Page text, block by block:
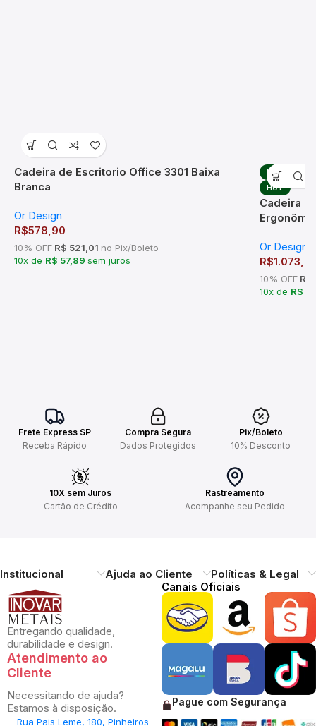
Cadeira de Escritorio Office 3301 Baixa
Branca
Or Design
R$578,90
10% OFF R$ 521,01 no Pix/Boleto
10x de R$ 57,89 sem juros
HOT
HOT
Cadeira
Or Design
R$
10% OFF R$
10x de R$
Frete Express SP
Receba Rápido
Compra Segura
Dados Protegidos
Pix/Boleto
10% Desconto
10X sem Juros
Cartão de Crédito
Rastreamento
Acompanhe seu Pedido
Institucional Ajuda ao Cliente Políticas & Legal
Entregando qualidade,
durabilidade e design.
Atendimento ao
Cliente
Necessitando de ajuda?
Estamos à disposição.
Rua Pais Leme, 180, Pinheiros
Canais Oficiais
Pague com Segurança